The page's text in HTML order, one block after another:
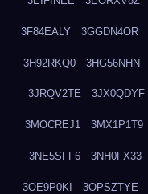
3F84EALY 3GGDN4OR
3H92RKQ0 3HG56NHN
3JRQV2TE 3JX0QDYF
3MOCREJ1 3MX1P1T9
3NE5SFF6 3NH0FX33
3OE9P0KI 3OPSZTYE